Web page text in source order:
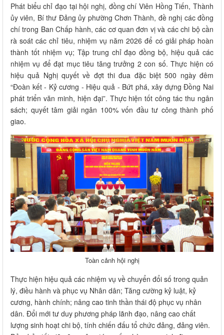
Phát biểu chỉ đạo tại hội nghị, đồng chí Viên Hồng Tiến, Thành
ủy viên, Bí thư Đảng ủy phường Chơn Thành, đề nghị các đồng
chí trong Ban Chấp hành, các cơ quan đơn vị và các chi bộ cần
rà soát các chỉ tiêu, nhiệm vụ năm 2026 để có giải pháp hoàn
thành tốt nhiệm vụ; Tập trung chỉ đạo đồng bộ, hiệu quả các
nhiệm vụ để đạt mục tiêu tăng trưởng 2 con số. Thực hiện có
hiệu quả Nghị quyết về đợt thi đua đặc biệt 500 ngày đêm
“Đoàn kết - Kỷ cương - Hiệu quả - Bứt phá, xây dựng Đồng Nai
phát triển văn minh, hiện đại”. Thực hiện tốt công tác thu ngân
sách; quyết tâm giải ngân 100% vốn đầu tư công thành phố
giao.
Toàn cảnh hội nghị
Thực hiện hiệu quả các nhiệm vụ về chuyển đổi số trong quản
lý, điều hành và phục vụ Nhân dân; Tăng cường kỷ luật, kỷ
cương, hành chính; nâng cao tinh thần thái độ phục vụ nhân
dân. Đổi mới tư duy phương pháp lãnh đạo, nâng cao chất
lượng sinh hoạt chi bộ, tính chiến đấu tổ chức đảng, đảng viên.